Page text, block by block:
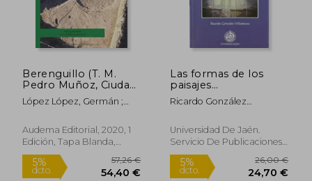
5%
dcto.
52,54 €
49,91 €
5%
dcto.
Berenguillo (T. M.
Pedro Muñoz, Ciudad
Real)Nuevos Datos
Para el Estudio de la
en Castilla - la
Mancha
López López, Germán ;
Audema Editorial, 2020, 1
Edición, Tapa Blanda,
Nuevo
Las formas de los
paisajes
mediterráneos:
Ensayo sobre las
epistemología
parcelarias: estudios
medios ... (Colección
Martínez de Mazas.
Ricardo González
Universidad De Jaén.
Servicio De Publicaciones.,
Tapa Blanda, Nuevo